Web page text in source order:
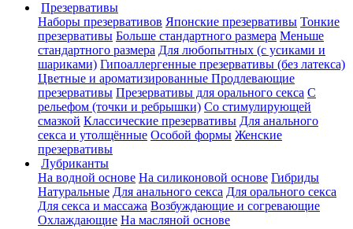
Презервативы
Наборы презервативов Японские презервативы Тонкие
презервативы Больше стандартного размера Меньше
стандартного размера Для любопытных (с усиками и
шариками) Гипоаллергенные презервативы (без латекса)
Цветные и ароматизированные Продлевающие
презервативы Презервативы для орального секса С
рельефом (точки и ребрышки) Со стимулирующей
смазкой Классические презервативы Для анального
секса и утолщённые Особой формы Женские
презервативы
Лубриканты
На водной основе На силиконовой основе Гибриды
Натуральные Для анального секса Для орального секса
Для секса и массажа Возбуждающие и согревающие
Охлаждающие На масляной основе